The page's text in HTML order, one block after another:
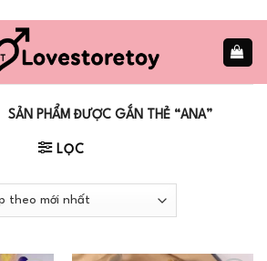
SẢN PHẨM ĐƯỢC GẮN THẺ “ANA”
LỌC